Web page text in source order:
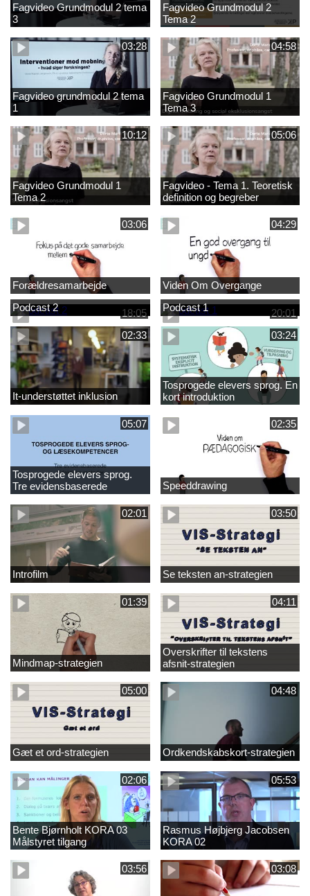
Fagvideo Grundmodul 2 tema
3
Fagvideo Grundmodul 2
Tema 2
03:28
Fagvideo grundmodul 2 tema
1
04:58
Fagvideo Grundmodul 1
Tema 3
10:12
Fagvideo Grundmodul 1
Tema 2
05:06
Fagvideo - Tema 1. Teoretisk
definition og begreber
03:06
Forældresamarbejde
04:29
Viden Om Overgange
18:05
Podcast 2 20:01
Podcast 1
02:33
It-understøttet inklusion
03:24
Tosprogede elevers sprog. En
kort introduktion
05:07
Tosprogede elevers sprog.
Tre evidensbaserede
didaktiske metoder
02:35
Speeddrawing
02:01
Introfilm
03:50
Se teksten an-strategien
01:39
Mindmap-strategien
04:11
Overskrifter til tekstens
afsnit-strategien
05:00
Gæt et ord-strategien
04:48
Ordkendskabskort-strategien
02:06
Bente Bjørnholt KORA 03
Målstyret tilgang
05:53
Rasmus Højbjerg Jacobsen
KORA 02
03:56 03:08